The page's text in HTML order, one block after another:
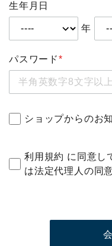
生年月日
年
パスワード*
ショップからのお
利用規約 に同意し
は法定代理人の同